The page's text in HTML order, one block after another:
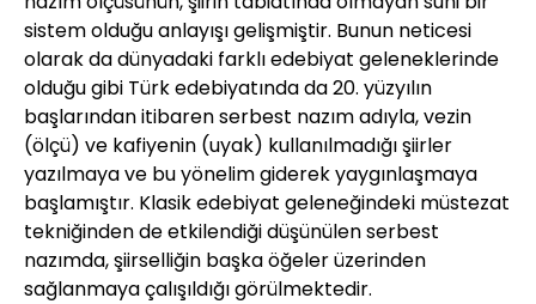
sistem olduğu anlayışı gelişmiştir. Bunun neticesi
olarak da dünyadaki farklı edebiyat geleneklerinde
olduğu gibi Türk edebiyatında da 20. yüzyılın
başlarından itibaren serbest nazım adıyla, vezin
(ölçü) ve kafiyenin (uyak) kullanılmadığı şiirler
yazılmaya ve bu yönelim giderek yaygınlaşmaya
başlamıştır. Klasik edebiyat geleneğindeki müstezat
tekniğinden de etkilendiği düşünülen serbest
nazımda, şiirselliğin başka öğeler üzerinden
sağlanmaya çalışıldığı görülmektedir.